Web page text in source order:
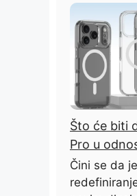
Što će biti
Pro u
Čini se da